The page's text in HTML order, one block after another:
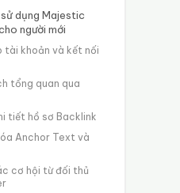
dụng Majestic
người mới
tài khoản và kết nối
tổng quan qua
tiết hồ sơ Backlink
Anchor Text và
cơ hội từ đối thủ